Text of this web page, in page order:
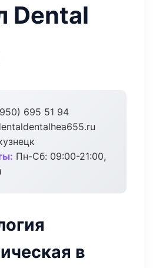
Dental
695 51 94
Пн-Сб: 09:00-21:00,
в